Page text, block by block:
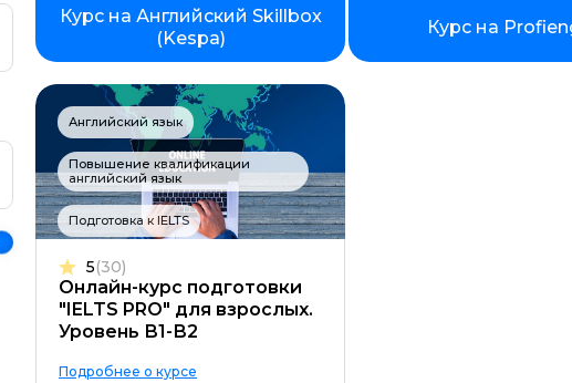
IOS-разработка
Разработка игр на Unity
Информационная безопасность
Разработка на C#
Разработка на C++
Разработка на Kotlin
Разработка на Swift
Курс на Английский Skillbox
(Kespa)
Курс на
Английский язык
Повышение квалификации
английский язык
Подготовка к IELTS
Онлайн-курс подготовки
"IELTS PRO" для взрослых.
Уровень В1-В2
5(30)
Подробнее о курсе